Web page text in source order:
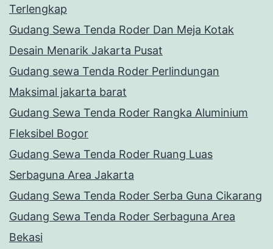
Terlengkap
Gudang Sewa Tenda Roder Dan Meja Kotak
Desain Menarik Jakarta Pusat
Gudang sewa Tenda Roder Perlindungan
Maksimal jakarta barat
Gudang Sewa Tenda Roder Rangka Aluminium
Fleksibel Bogor
Gudang Sewa Tenda Roder Ruang Luas
Serbaguna Area Jakarta
Gudang Sewa Tenda Roder Serba Guna Cikarang
Gudang Sewa Tenda Roder Serbaguna Area
Bekasi